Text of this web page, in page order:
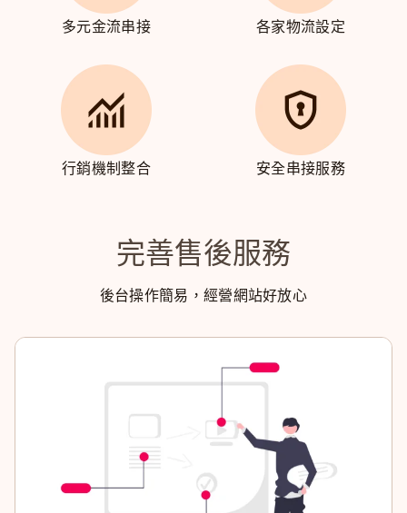
多元金流串接 各家物流設定
行銷機制整合 安全串接服務
完善售後服務
後台操作簡易，經營網站好放心